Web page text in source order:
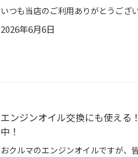
2026年6月6日
エンジンオイル交換にも使える
中！